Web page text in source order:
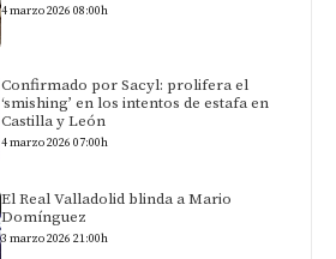
4 marzo 2026 08:00h
Confirmado por Sacyl: prolifera el
‘smishing’ en los intentos de estafa en
Castilla y León
4 marzo 2026 07:00h
El Real Valladolid blinda a Mario
Domínguez
3 marzo 2026 21:00h